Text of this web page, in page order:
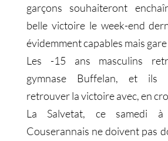
garçons souhaiteront
belle victoire le week-end
évidemment capables mais gare
Les -15 ans masculins
gymnase Buffelan, et ils
retrouver la victoire avec, en
La Salvetat, ce samedi
Couserannais ne doivent pas